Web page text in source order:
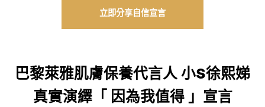
立即分享自信宣言
巴黎萊雅肌膚保養代言人 小S徐熙娣
真實演繹「 因為我值得 」宣言